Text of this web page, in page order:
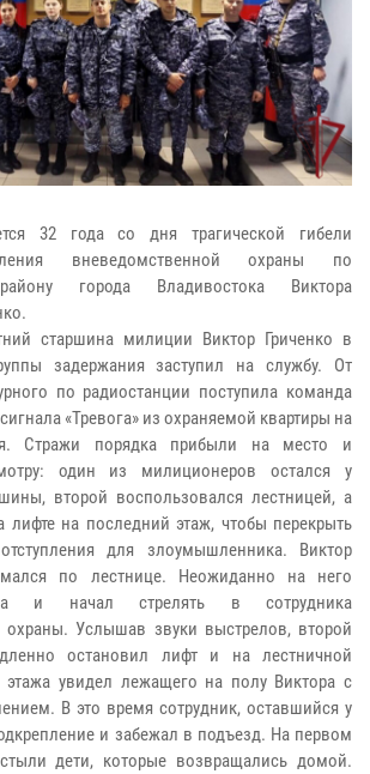
32 года со дня трагической гибели
вневедомственной охраны по
города Владивостока Виктора
старшина милиции Виктор Гриченко в
задержания заступил на службу. От
по радиостанции поступила команда
«Тревога» из охраняемой квартиры на
Стражи порядка прибыли на место и
один из милиционеров остался у
второй воспользовался лестницей, а
лифте на последний этаж, чтобы перекрыть
для злоумышленника. Виктор
по лестнице. Неожиданно на него
и начал стрелять в сотрудника
охраны. Услышав звуки выстрелов, второй
остановил лифт и на лестничной
увидел лежащего на полу Виктора с
В это время сотрудник, оставшийся у
и забежал в подъезд. На первом
дети, которые возвращались домой.